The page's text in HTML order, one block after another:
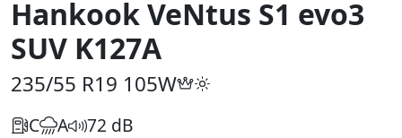
Hankook VeNtus S1 evo3
SUV K127A
235/55 R19 105W
C A 72 dB